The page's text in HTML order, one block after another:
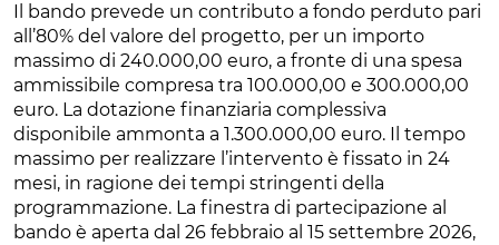
Il bando prevede un contributo a fondo perduto pari
all’80% del valore del progetto, per un importo
massimo di 240.000,00 euro, a fronte di una spesa
ammissibile compresa tra 100.000,00 e 300.000,00
euro. La dotazione finanziaria complessiva
disponibile ammonta a 1.300.000,00 euro. Il tempo
massimo per realizzare l’intervento è fissato in 24
mesi, in ragione dei tempi stringenti della
programmazione. La finestra di partecipazione al
bando è aperta dal 26 febbraio al 15 settembre 2026,